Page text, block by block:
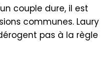
couple dure, il est
communes. Laury
pas à la règle